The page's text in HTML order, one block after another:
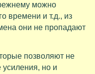
можно
времени и т.д., из
они не пропадают
позволяют не
усиления, но и